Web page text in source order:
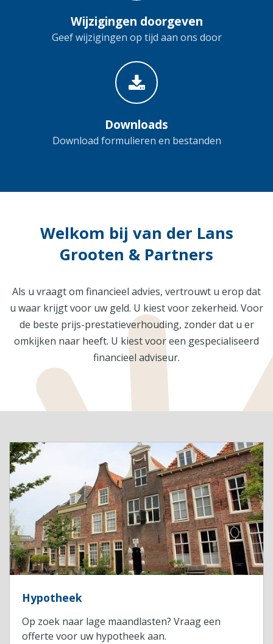
Wijzigingen doorgeven
Geef wijzigingen op tijd aan ons door
Downloads
Download formulieren en bestanden
Welkom bij van der Lans
Grooten & Partners
Als u vraagt om financieel advies, vertrouwt u erop dat
u waar krijgt voor uw geld. U kiest voor zekerheid. Voor
de beste prijs-prestatieverhouding, zonder dat u er
omkijken naar heeft. U kiest voor een gespecialiseerd
financieel adviseur.
Hypotheek
Op zoek naar lage maandlasten? Vraag een
offerte voor uw hypotheek aan.